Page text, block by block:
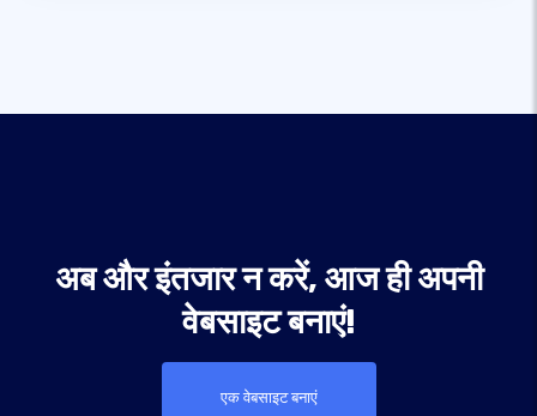
अब और इंतजार न करें, आज ही अपनी
वेबसाइट बनाएं!
एक वेबसाइट बनाएं